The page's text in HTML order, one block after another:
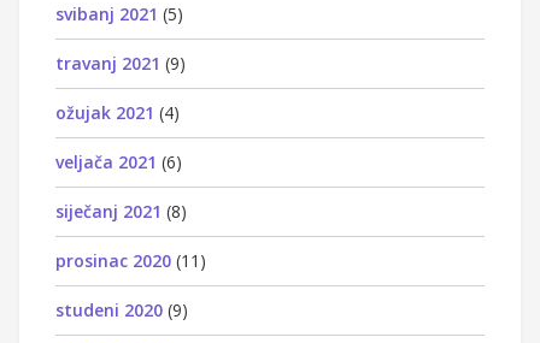
svibanj 2021 (5)
travanj 2021 (9)
ožujak 2021 (4)
veljača 2021 (6)
siječanj 2021 (8)
prosinac 2020 (11)
studeni 2020 (9)